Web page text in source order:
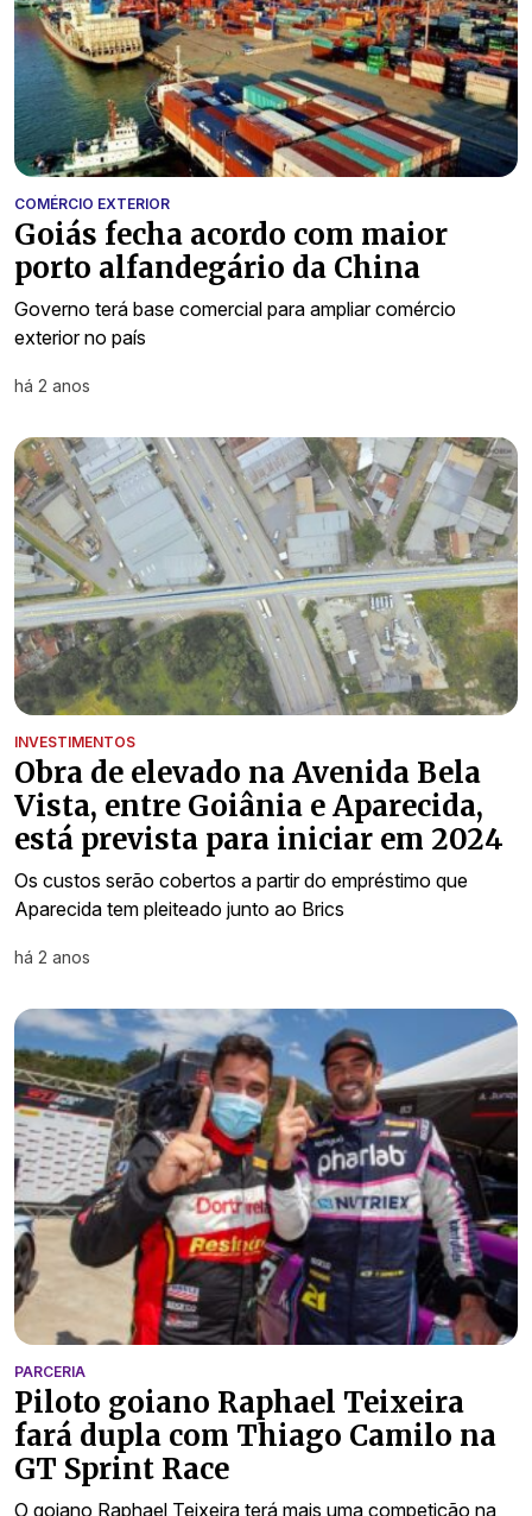
COMÉRCIO EXTERIOR
Goiás fecha acordo com maior
porto alfandegário da China
Governo terá base comercial para ampliar comércio
exterior no país
há 2 anos
INVESTIMENTOS
Obra de elevado na Avenida Bela
Vista, entre Goiânia e Aparecida,
está prevista para iniciar em 2024
Os custos serão cobertos a partir do empréstimo que
Aparecida tem pleiteado junto ao Brics
há 2 anos
PARCERIA
Piloto goiano Raphael Teixeira
fará dupla com Thiago Camilo na
GT Sprint Race
O goiano Raphael Teixeira terá mais uma competição na